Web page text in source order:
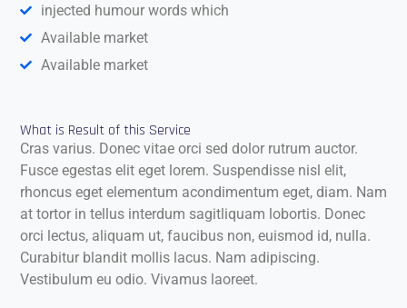
injected humour words which
Available market
Available market
What is Result of this Service
Cras varius. Donec vitae orci sed dolor rutrum auctor.
Fusce egestas elit eget lorem. Suspendisse nisl elit,
rhoncus eget elementum acondimentum eget, diam. Nam
at tortor in tellus interdum sagitliquam lobortis. Donec
orci lectus, aliquam ut, faucibus non, euismod id, nulla.
Curabitur blandit mollis lacus. Nam adipiscing.
Vestibulum eu odio. Vivamus laoreet.